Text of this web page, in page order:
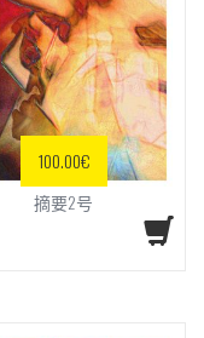
100.00€
摘要2号